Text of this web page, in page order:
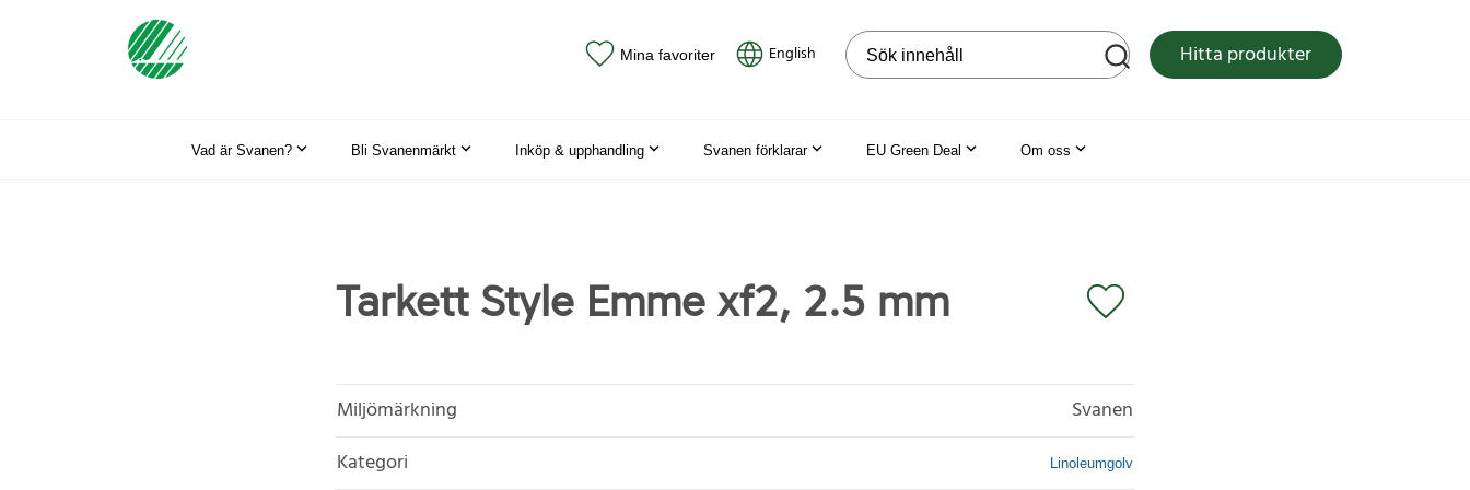
Mina favoriter English Sök på webbplatsen Hitta produkter
Vad är Svanen? Bli Svanenmärkt Inköp & upphandling Svanen förklarar EU Green Deal Om oss
Tarkett Style Emme xf2, 2.5 mm
Miljömärkning
Svanen
Kategori
Linoleumgolv